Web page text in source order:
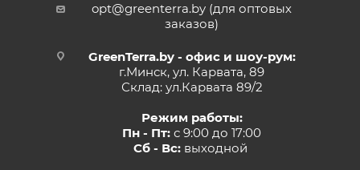
opt@greenterra.by (для оптовых
заказов)
GreenTerra.by - офис и шоу-рум:
г.Минск, ул. Карвата, 89
Склад: ул.Карвата 89/2
Режим работы:
Пн - Пт: с 9:00 до 17:00
Сб - Вс:выходной